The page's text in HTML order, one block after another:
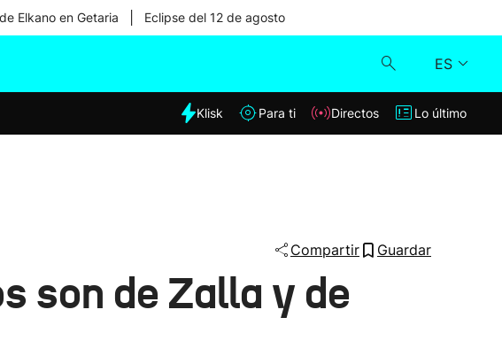
Elkano en Getaria Eclipse del 12 de agosto
ES
Klisk
Klisk Para ti Directos Lo último
Compartir Guardar
son de Zalla y de